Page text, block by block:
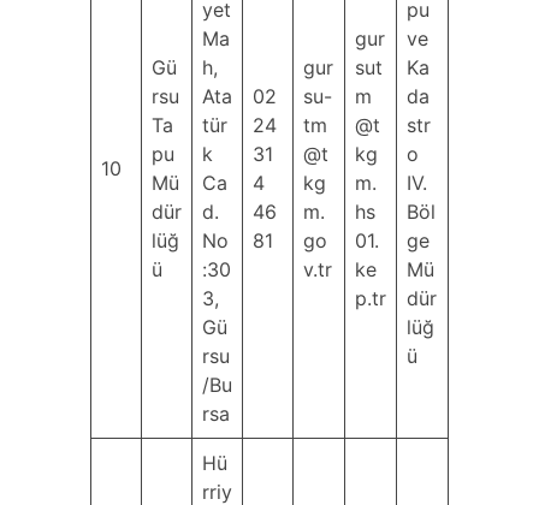
10
Gü
rsu
Ta
pu
Mü
dür
lüğ
ü
yet
Ma
h,
Ata
tür
k
Ca
d.
No
:30
3,
Gü
rsu
/Bu
rsa
02
24
31
4
46
81
gur
su-
tm
@t
kg
m.
go
v.tr
gur
sut
m
@t
kg
m.
hs
01.
ke
p.tr
pu
ve
Ka
da
str
o
IV.
Böl
ge
Mü
dür
lüğ
ü
Hü
rriy